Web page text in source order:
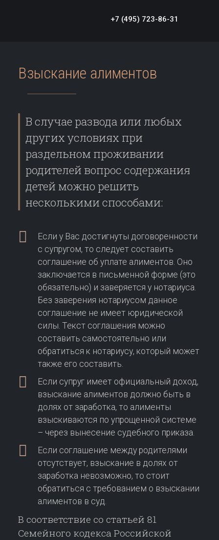
+7 (495) 723-86-31
Взыскание алиментов
В случае развода или любых
других условиях при
раздельном проживании
родителей вопрос содержания
детей можно решить
несколькими способами:
Если у Вас достигнуты договоренности
с супругом, то следует составить
соглашение об уплате алиментов. Оно
заключается в письменной форме (это
обязательно) и заверяется у нотариуса.
Без заверения нотариусом данное
соглашение не имеет юридической
силы. Текст соглашения можно
составить самостоятельно или
обратиться к нотариусу, который может
также его составить.
Если супруг имеет официальный доход,
взыскание алиментов должно быть в
долях от заработка, то алименты
взыскиваются по упрощенной системе
– через вынесение судебного приказа.
Если соглашение между родителями
отсутствует, взыскание в долях от
заработка невозможно, то стоит
обратиться с требованием о взыскании
алиментов в суд.
В соответствие со статьей 81
Семейного кодекса Российской